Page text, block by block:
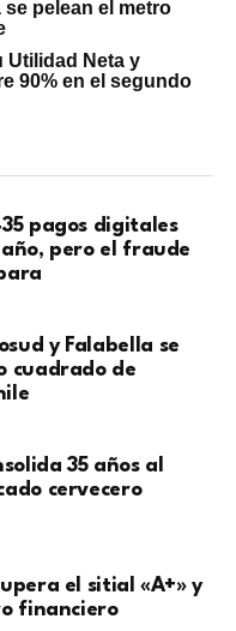
pelean el metro
Utilidad Neta y
90% en el segundo
pagos digitales
pero el fraude
y Falabella se
cuadrado de
35 años al
cervecero
el sitial «A+» y
financiero